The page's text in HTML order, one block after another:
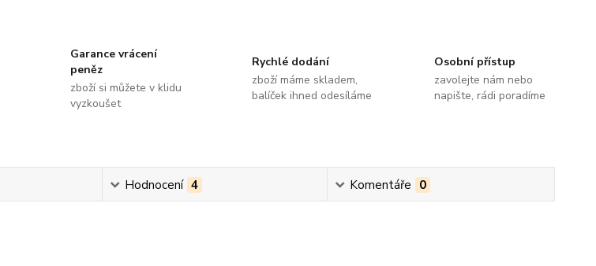
Garance vrácení
peněz
zboží si můžete v klidu
vyzkoušet
Rychlé dodání
zboží máme skladem,
balíček ihned odesíláme
Osobní přístup
zavolejte nám nebo
napište, rádi poradíme
Hodnocení 4 Komentáře 0